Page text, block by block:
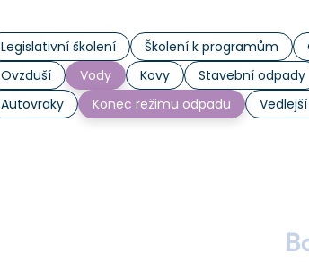
Legislativní školení Školení k programům
Ovzduší
Vody Kovy Stavební odpady
Autovraky
Konec režimu odpadu